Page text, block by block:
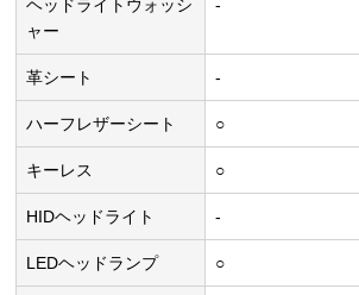
ヘッドライトウォッシ
ャー
-
革シート -
ハーフレザーシート ○
キーレス ○
HIDヘッドライト -
LEDヘッドランプ ○